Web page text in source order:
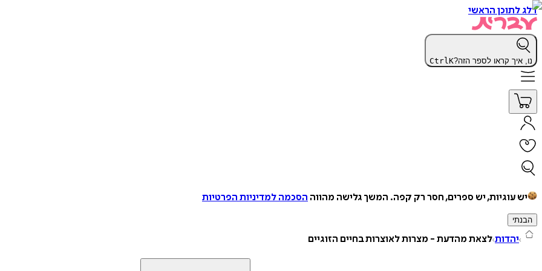
דלג לתוכן הראשי
נו, איך קראו לספר הזה? CtrlK
יש עוגיות, יש ספרים, חסר רק קפה. המשך גלישה מהווה הסכמה למדיניות הפרטיות
הבנתי
יהדות לצאת מהדעת - מצרות לאוצרות בחיים הזוגיים